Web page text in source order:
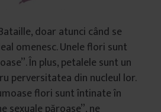
doar atunci când se
omenesc. Unele flori sunt
În plus, petalele sunt un
perversitatea din nucleul lor.
flori sunt întinate în